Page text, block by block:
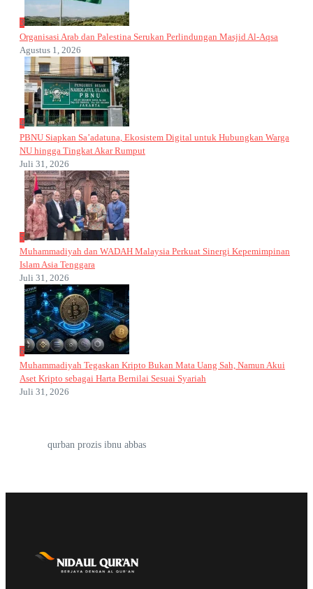
3
Organisasi Arab dan Palestina Serukan Perlindungan Masjid Al-Aqsa
Agustus 1, 2026
4
PBNU Siapkan Sa’adatuna, Ekosistem Digital untuk Hubungkan Warga
NU hingga Tingkat Akar Rumput
Juli 31, 2026
5
Muhammadiyah dan WADAH Malaysia Perkuat Sinergi Kepemimpinan
Islam Asia Tenggara
Juli 31, 2026
6
Muhammadiyah Tegaskan Kripto Bukan Mata Uang Sah, Namun Akui
Aset Kripto sebagai Harta Bernilai Sesuai Syariah
Juli 31, 2026
qurban prozis ibnu abbas